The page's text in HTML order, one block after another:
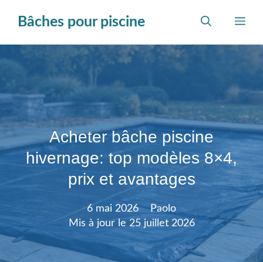
Bâches pour piscine
Acheter bâche piscine
hivernage: top modèles 8×4,
prix et avantages
6 mai 2026
Paolo
Mis à jour le 25 juillet 2026